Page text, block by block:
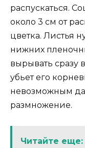
распускаться.
около 3 см от
цветка. Листья
нижних
вырывать сразу
убьет его
невозможным
размножение.
Читайте еще: